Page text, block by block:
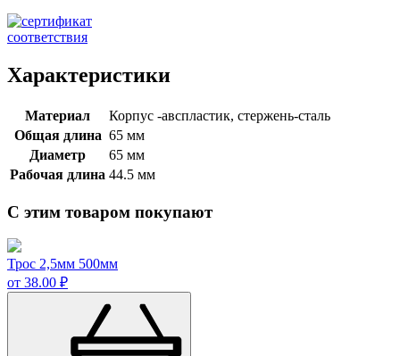
Характеристики
Материал
Корпус -авспластик, стержень-сталь
Общая длина 65 мм
Диаметр
65 мм
Рабочая длина 44.5 мм
С этим товаром покупают
Трос 2,5мм 500мм
от 38.00 ₽